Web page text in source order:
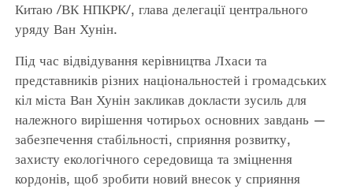
Китаю /ВК НПКРК/, глава делегації центрального
уряду Ван Хунін.
Під час відвідування керівництва Лхаси та
представників різних національностей і громадських
кіл міста Ван Хунін закликав докласти зусиль для
належного вирішення чотирьох основних завдань —
забезпечення стабільності, сприяння розвитку,
захисту екологічного середовища та зміцнення
кордонів, щоб зробити новий внесок у сприяння